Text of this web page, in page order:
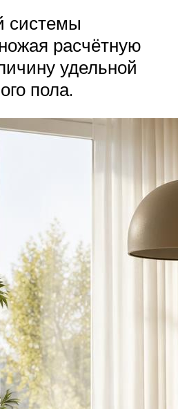
системы
расчётную
удельной
пола.